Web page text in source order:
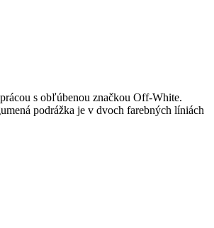
s obľúbenou značkou Off-White.
podrážka je v dvoch farebných líniách